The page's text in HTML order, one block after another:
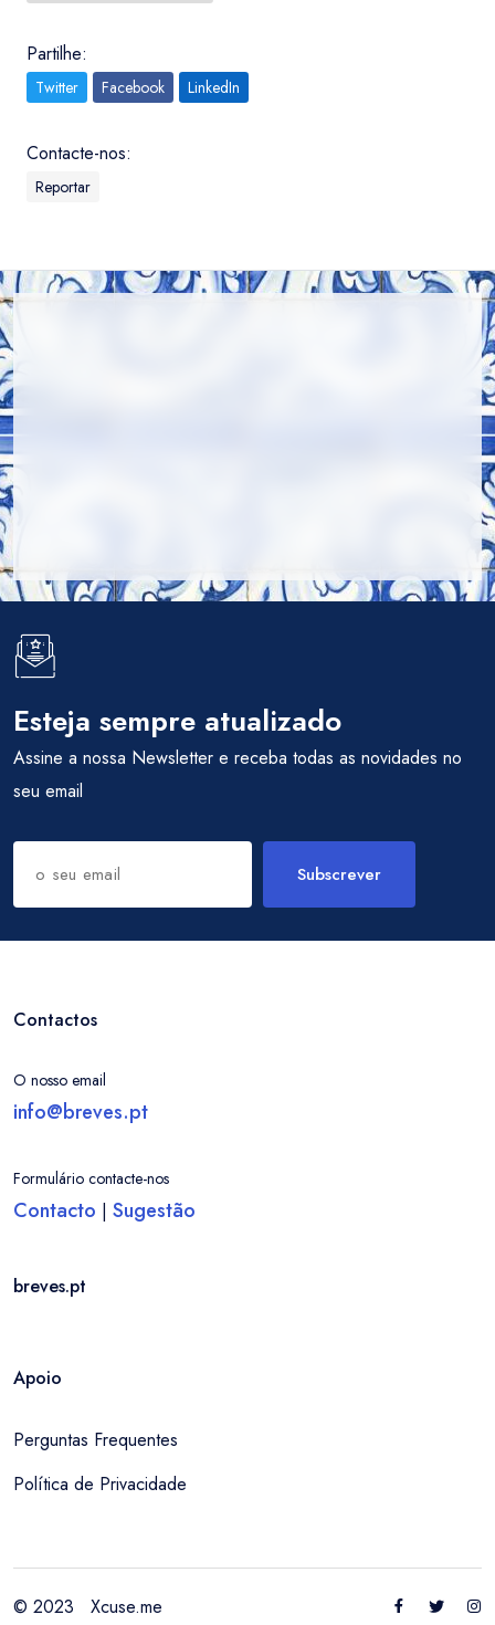
Entrar / Criar Conta Localidade
Partilhe:
Twitter Facebook LinkedIn
Contacte-nos:
Reportar
Esteja sempre atualizado
Assine a nossa Newsletter e receba todas as novidades no
seu email
Subscrever
Contactos
O nosso email
info@breves.pt
Formulário contacte-nos
Contacto | Sugestão
breves.pt
Apoio
Perguntas Frequentes
Política de Privacidade
© 2023 Xcuse.me